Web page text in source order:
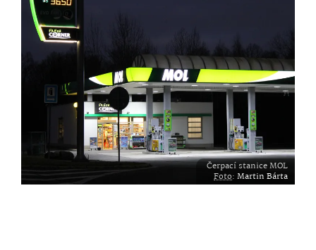
Čerpací stanice MOL
Foto: Martin Bárta